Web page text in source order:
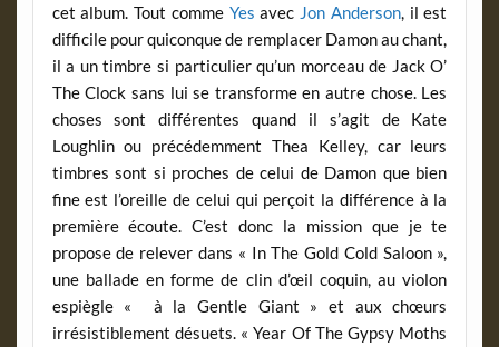
cet album. Tout comme Yes avec Jon Anderson, il est
difficile pour quiconque de remplacer Damon au chant,
il a un timbre si particulier qu’un morceau de Jack O’
The Clock sans lui se transforme en autre chose. Les
choses sont différentes quand il s’agit de Kate
Loughlin ou précédemment Thea Kelley, car leurs
timbres sont si proches de celui de Damon que bien
fine est l’oreille de celui qui perçoit la différence à la
première écoute. C’est donc la mission que je te
propose de relever dans « In The Gold Cold Saloon »,
une ballade en forme de clin d’œil coquin, au violon
espiègle « à la Gentle Giant » et aux chœurs
irrésistiblement désuets. « Year Of The Gypsy Moths